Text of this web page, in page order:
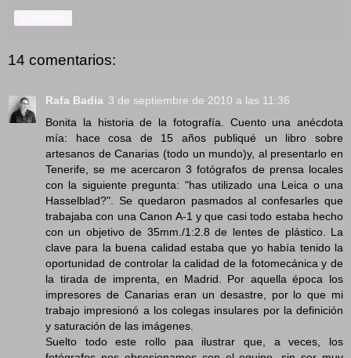
14 comentarios:
Rafa Badia 3 de septiembre de 2010 a las 11:36
Bonita la historia de la fotografía. Cuento una anécdota
mía: hace cosa de 15 años publiqué un libro sobre
artesanos de Canarias (todo un mundo)y, al presentarlo en
Tenerife, se me acercaron 3 fotógrafos de prensa locales
con la siguiente pregunta: "has utilizado una Leica o una
Hasselblad?". Se quedaron pasmados al confesarles que
trabajaba con una Canon A-1 y que casi todo estaba hecho
con un objetivo de 35mm./1:2.8 de lentes de plástico. La
clave para la buena calidad estaba que yo había tenido la
oportunidad de controlar la calidad de la fotomecánica y de
la tirada de imprenta, en Madrid. Por aquella época los
impresores de Canarias eran un desastre, por lo que mi
trabajo impresionó a los colegas insulares por la definición
y saturación de las imágenes.
Suelto todo este rollo paa ilustrar que, a veces, los